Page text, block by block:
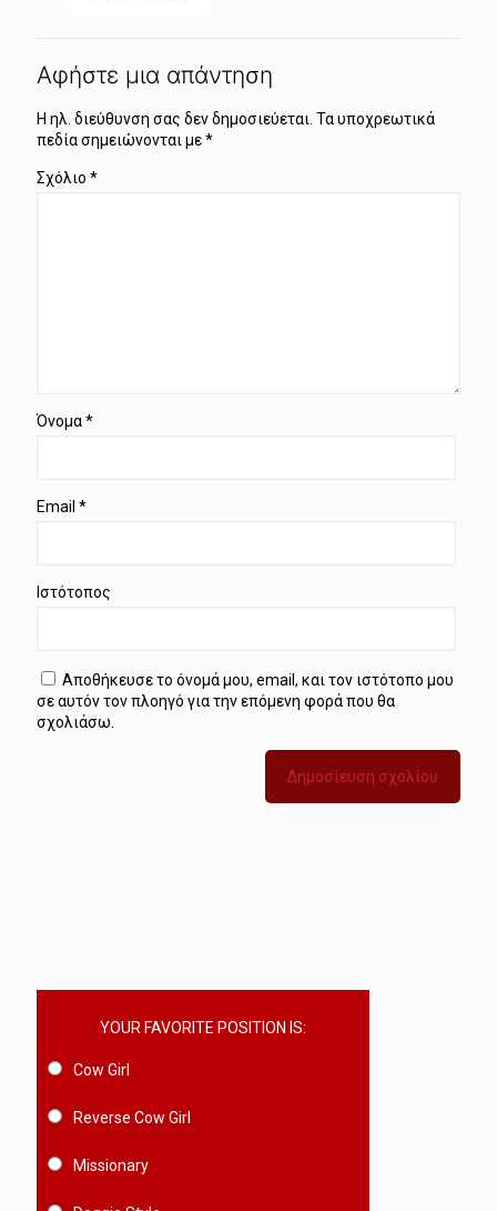
Αφήστε μια απάντηση
Η ηλ. διεύθυνση σας δεν δημοσιεύεται. Τα υποχρεωτικά
πεδία σημειώνονται με*
Σχόλιο *
Όνομα*
Email *
Ιστότοπος
Αποθήκευσε το όνομά μου, email, και τον ιστότοπο μου
σε αυτόν τον πλοηγό για την επόμενη φορά που θα
σχολιάσω.
YOUR FAVORITE POSITION IS:
Cow Girl
Reverse Cow Girl
Missionary